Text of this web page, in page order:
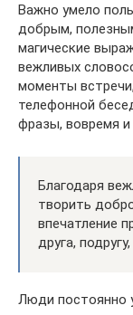
Важно умело
добрым,
магические
вежливых
моменты
телефонной
фразы, вовремя и
Благодаря
творить
впечатление
друга,
Люди постоянно